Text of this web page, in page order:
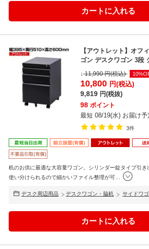
【アウトレット】オフ
ゴン デスクワゴン 3段
↓11,990円(税込)
10,800 円(税込)
9,819 円(税抜)
98 ポイント
最短 08/19(水) お届け予
3件
机のお供に最適な大容量ワゴン。シリンダー錠タイプ引
使い分けられるので細かいファイル整理が可…
デスク周辺用品 デスクワゴン・脇机 サイドワ